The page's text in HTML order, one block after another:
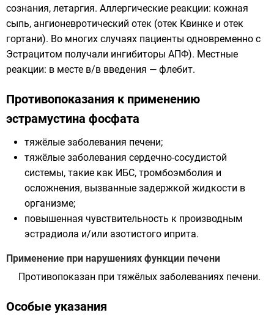
сознания, летаргия. Аллергические реакции: кожная
сыпь, ангионевротический отек (отек Квинке и отек
гортани). Во многих случаях пациенты одновременно с
Эстрацитом получали ингибиторы АПФ). Местные
реакции: в месте в/в введения — флебит.
Противопоказания к применению
эстрамустина фосфата
тяжёлые заболевания печени;
тяжёлые заболевания сердечно-сосудистой
системы, такие как ИБС, тромбоэмболия и
осложнения, вызванные задержкой жидкости в
организме;
повышенная чувствительность к производным
эстрадиола и/или азотистого иприта.
Применение при нарушениях функции печени
Противопоказан при тяжёлых заболеваниях печени.
Особые указания